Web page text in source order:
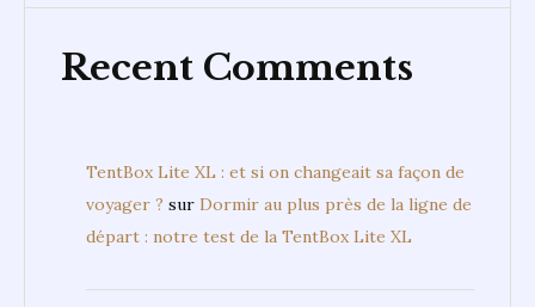
Recent Comments
TentBox Lite XL : et si on changeait sa façon de
voyager ? sur Dormir au plus près de la ligne de
départ : notre test de la TentBox Lite XL